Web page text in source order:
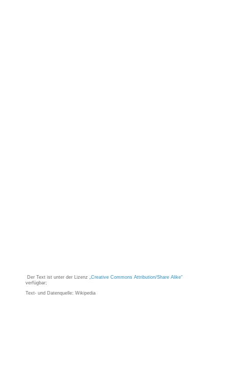
Der Text ist unter der Lizenz „Creative Commons Attribution/Share Alike“
verfügbar;
Text- und Datenquelle: Wikipedia